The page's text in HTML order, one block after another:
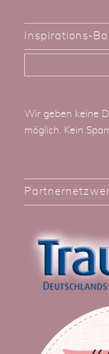
Inspirations-
Wir geben keine
möglich. Kein